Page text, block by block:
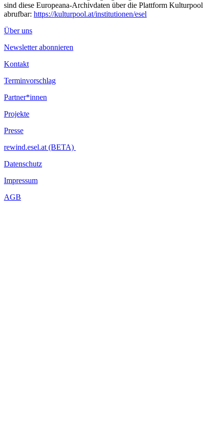
sind diese Europeana-Archivdaten über die Plattform Kulturpool
abrufbar: https://kulturpool.at/institutionen/esel
Über uns
Newsletter abonnieren
Kontakt
Terminvorschlag
Partner*innen
Projekte
Presse
rewind.esel.at (BETA)
Datenschutz
Impressum
AGB